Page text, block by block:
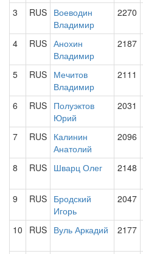
3 RUS Воеводин
Владимир
2270
4 RUS Анохин
Владимир
2187
5 RUS Мечитов
Владимир
2111
6 RUS Полуэктов
Юрий
2031
7 RUS Калинин
Анатолий
2096
8 RUS Шварц Олег 2148
9 RUS Бродский
Игорь
2047
10 RUS Вуль Аркадий 2177